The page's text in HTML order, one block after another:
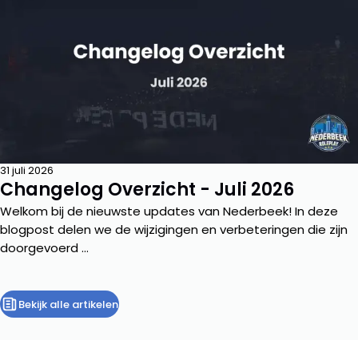
31 juli 2026
Changelog Overzicht - Juli 2026
Welkom bij de nieuwste updates van Nederbeek! In deze
blogpost delen we de wijzigingen en verbeteringen die zijn
doorgevoerd ...
Bekijk alle artikelen